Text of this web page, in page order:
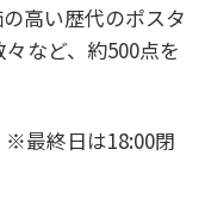
高い歴代のポスタ
など、約500点を
最終日は18:00閉